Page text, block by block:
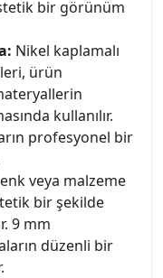
bir görünüm
Nikel kaplamalı
ürün
kullanılır.
profesyonel bir
veya malzeme
bir şekilde
9 mm
düzenli bir